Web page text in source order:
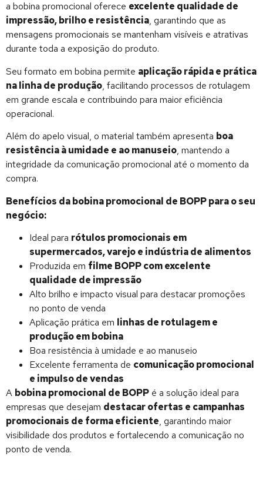
a bobina promocional oferece excelente qualidade de
impressão, brilho e resistência, garantindo que as
mensagens promocionais se mantenham visíveis e atrativas
durante toda a exposição do produto.
Seu formato em bobina permite aplicação rápida e prática
na linha de produção, facilitando processos de rotulagem
em grande escala e contribuindo para maior eficiência
operacional.
Além do apelo visual, o material também apresenta boa
resistência à umidade e ao manuseio, mantendo a
integridade da comunicação promocional até o momento da
compra.
Benefícios da bobina promocional de BOPP para o seu
negócio:
Ideal para rótulos promocionais em
supermercados, varejo e indústria de alimentos
Produzida em filme BOPP com excelente
qualidade de impressão
Alto brilho e impacto visual para destacar promoções
no ponto de venda
Aplicação prática em linhas de rotulagem e
produção em bobina
Boa resistência à umidade e ao manuseio
Excelente ferramenta de comunicação promocional
e impulso de vendas
A bobina promocional de BOPP é a solução ideal para
empresas que desejam destacar ofertas e campanhas
promocionais de forma eficiente, garantindo maior
visibilidade dos produtos e fortalecendo a comunicação no
ponto de venda.